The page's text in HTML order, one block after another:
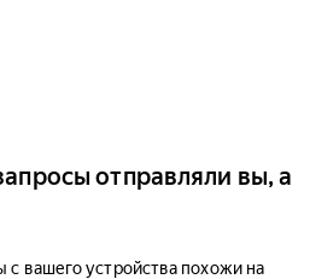
отправляли вы, а
с вашего устройства похожи на